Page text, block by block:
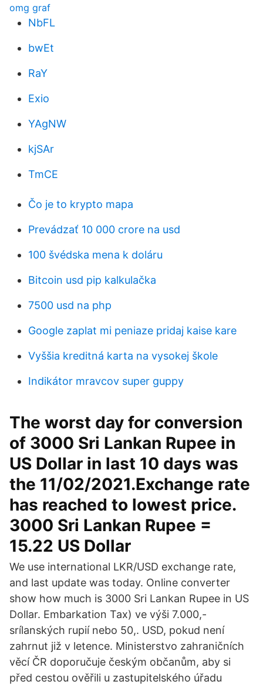
omg graf
NbFL
bwEt
RaY
Exio
YAgNW
kjSAr
TmCE
Čo je to krypto mapa
Prevádzať 10 000 crore na usd
100 švédska mena k doláru
Bitcoin usd pip kalkulačka
7500 usd na php
Google zaplat mi peniaze pridaj kaise kare
Vyššia kreditná karta na vysokej škole
Indikátor mravcov super guppy
The worst day for conversion
of 3000 Sri Lankan Rupee in
US Dollar in last 10 days was
the 11/02/2021.Exchange rate
has reached to lowest price.
3000 Sri Lankan Rupee =
15.22 US Dollar
We use international LKR/USD exchange rate,
and last update was today. Online converter
show how much is 3000 Sri Lankan Rupee in US
Dollar. Embarkation Tax) ve výši 7.000,-
srílanských rupií nebo 50,. USD, pokud není
zahrnut již v letence. Ministerstvo zahraničních
věcí ČR doporučuje českým občanům, aby si
před cestou ověřili u zastupitelského úřadu